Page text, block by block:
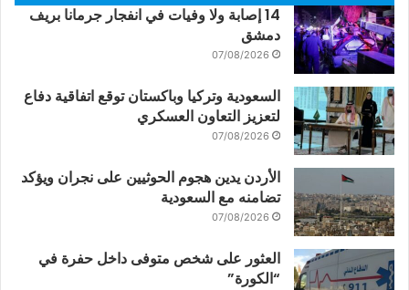
14 إصابة ولا وفيات في انفجار جرمانا بريف
دمشق
07/08/2026
السعودية وتركيا وباكستان توقع اتفاقية دفاع
لتعزيز التعاون العسكري
07/08/2026
الأردن يدين هجوم الحوثيين على نجران ويؤكد
تضامنه مع السعودية
07/08/2026
العثور على شخص متوفى داخل حفرة في
“الكورة”